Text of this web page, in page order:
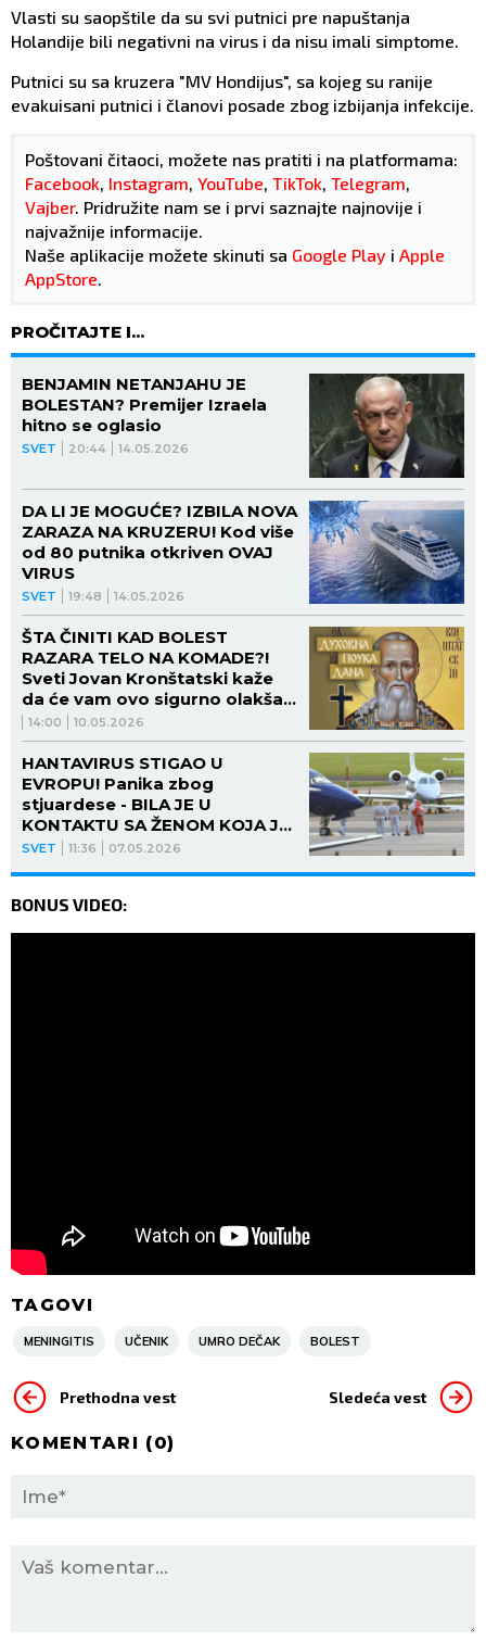
Vlasti su saopštile da su svi putnici pre napuštanja
Holandije bili negativni na virus i da nisu imali simptome.
Putnici su sa kruzera "MV Hondijus", sa kojeg su ranije
evakuisani putnici i članovi posade zbog izbijanja infekcije.
Poštovani čitaoci, možete nas pratiti i na platformama:
Facebook, Instagram, YouTube, TikTok, Telegram,
Vajber. Pridružite nam se i prvi saznajte najnovije i
najvažnije informacije.
Naše aplikacije možete skinuti sa Google Play i Apple
AppStore.
PROČITAJTE I...
SVET 20:44 14.05.2026
BENJAMIN NETANJAHU JE
BOLESTAN? Premijer Izraela
hitno se oglasio
SVET 19:48 14.05.2026
DA LI JE MOGUĆE? IZBILA NOVA
ZARAZA NA KRUZERU! Kod više
od 80 putnika otkriven OVAJ
VIRUS
14:00 10.05.2026
ŠTA ČINITI KAD BOLEST
RAZARA TELO NA KOMADE?!
Sveti Jovan Kronštatski kaže
da će vam ovo sigurno olakšati
muke
SVET 11:36 07.05.2026
HANTAVIRUS STIGAO U
EVROPU! Panika zbog
stjuardese - BILA JE U
KONTAKTU SA ŽENOM KOJA JE
UMRLA!
BONUS VIDEO:
TAGOVI
MENINGITIS UČENIK UMRO DEČAK BOLEST
Prethodna vest Sledeća vest
KOMENTARI (0)